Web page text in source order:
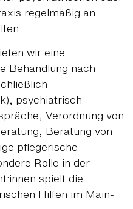
regelmäßig an
wir eine
Behandlung nach
psychiatrisch-
Verordnung von
Beratung von
pflegerische
Rolle in der
spielt die
Hilfen im Main-